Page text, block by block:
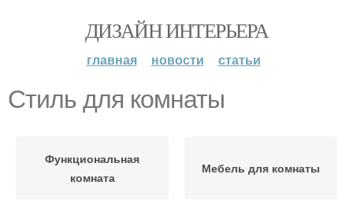
ДИЗАЙН ИНТЕРЬЕРА
главная новости статьи
Стиль для комнаты
Функциональная
комната
Мебель для комнаты